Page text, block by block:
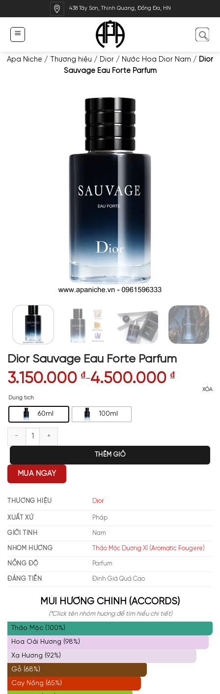
qua
dung
438 Tây Sơn, Thịnh Quang, Đống Đa, HN
Apa Niche / Thương hiệu / Dior / Nước Hoa Dior Nam / Dior
Sauvage Eau Forte Parfum
Dior Sauvage Eau Forte Parfum
3.150.000 ₫–4.500.000 ₫
Dung tích
60ml 100ml
XÓA
Dior Sauvage Eau Forte Parfum số lượng
THÊM GIỎ
MUA NGAY
THƯƠNG HIỆU Dior
XUẤT XỨ Pháp
GIỚI TÍNH Nam
NHÓM HƯƠNG Thảo Mộc Dương Xỉ (Aromatic Fougere)
NỒNG ĐỘ Parfum
ĐÁNG TIỀN Định Giá Quá Cao
MÙI HƯƠNG CHÍNH (ACCORDS)
(*Click tên nhóm hương để tìm hiểu chi tiết)
Thảo Mộc (100%)
Hoa Oải Hương (98%)
Xạ Hương (92%)
Gỗ (68%)
Cay Nồng (65%)